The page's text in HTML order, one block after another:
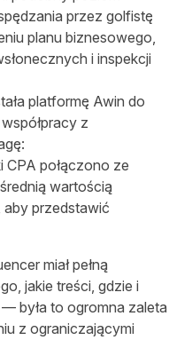
przez golfistę
planu biznesowego,
i inspekcji
platformę Awin do
z
połączono ze
wartością
przedstawić
miał pełną
jakie treści, gdzie i
była to ogromna zaleta
z ograniczającymi